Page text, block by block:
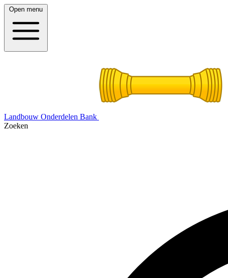
Open menu
Landbouw Onderdelen Bank
Zoeken